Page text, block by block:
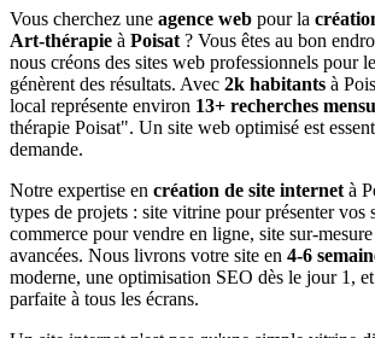
Vous cherchez une agence web pour la
Art-thérapie à Poisat ? Vous êtes au bon
nous créons des sites web professionnels pour
génèrent des résultats. Avec 2k habitants à
local représente environ 13+ recherches
thérapie Poisat". Un site web optimisé est
demande.
Notre expertise en création de site internet à
types de projets : site vitrine pour présenter vos
commerce pour vendre en ligne, site sur-
avancées. Nous livrons votre site en 4-6
moderne, une optimisation SEO dès le jour 1,
parfaite à tous les écrans.